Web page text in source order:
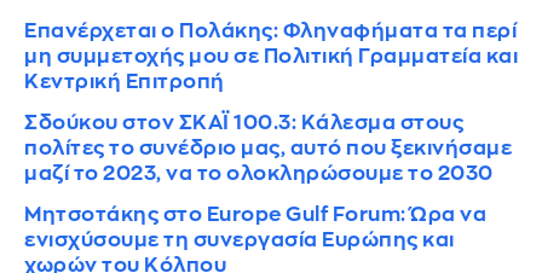
Επανέρχεται ο Πολάκης: Φληναφήματα τα περί
μη συμμετοχής μου σε Πολιτική Γραμματεία και
Κεντρική Επιτροπή
Σδούκου στον ΣΚΑΪ 100.3: Κάλεσμα στους
πολίτες το συνέδριο μας, αυτό που ξεκινήσαμε
μαζί το 2023, να το ολοκληρώσουμε το 2030
Μητσοτάκης στο Europe Gulf Forum: Ώρα να
ενισχύσουμε τη συνεργασία Ευρώπης και
χωρών του Κόλπου